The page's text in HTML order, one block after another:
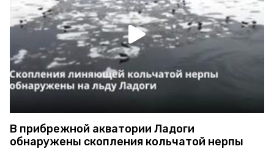
В прибрежной акватории Ладоги
обнаружены скопления кольчатой нерпы